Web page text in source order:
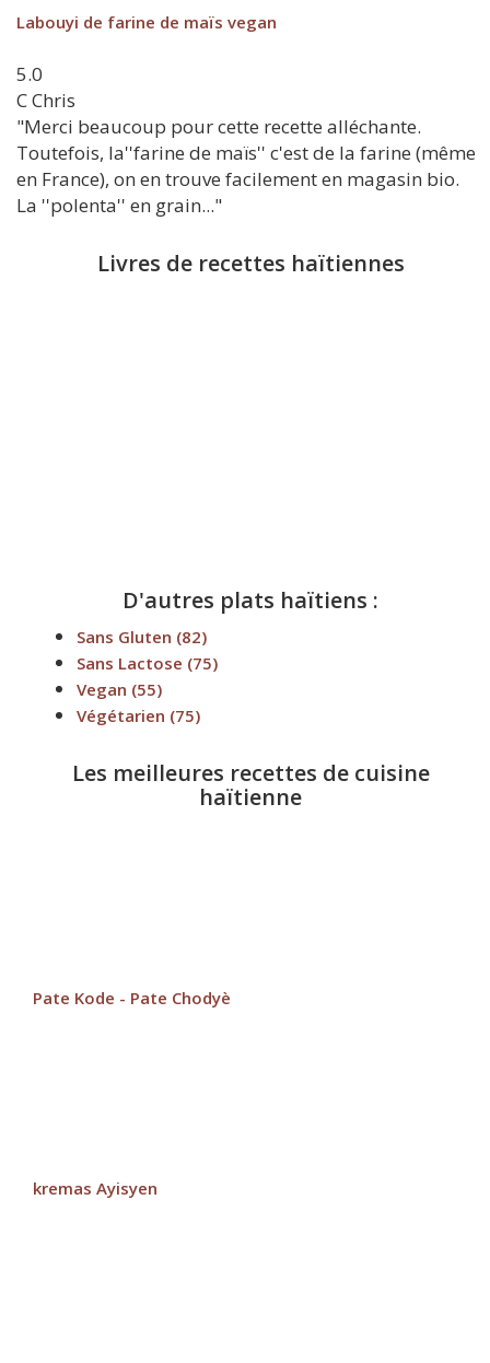
Labouyi de farine de maïs vegan
5.0
CChris
"Merci beaucoup pour cette recette alléchante.
Toutefois, la''farine de maïs'' c'est de la farine (même
en France), on en trouve facilement en magasin bio.
La ''polenta'' en grain..."
Livres de recettes haïtiennes
D'autres plats haïtiens :
Sans Gluten (82)
Sans Lactose (75)
Vegan (55)
Végétarien (75)
Les meilleures recettes de cuisine
haïtienne
Pate Kode - Pate Chodyè
kremas Ayisyen